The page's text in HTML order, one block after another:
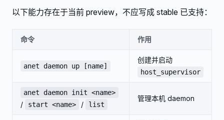
以下能力存在于当前 preview，不应写成 stable 已支持：
命令 作用
anet daemon up [name]
创建并启动
host_supervisor
anet daemon init <name>
/ start <name> / list
管理本机 daemon